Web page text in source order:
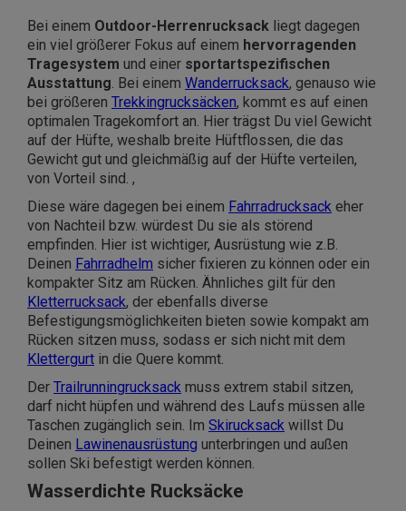
Bei einem Outdoor-Herrenrucksack liegt dagegen
ein viel größerer Fokus auf einem hervorragenden
Tragesystem und einer sportartspezifischen
Ausstattung . Bei einem Wanderrucksack, genauso wie
bei größeren Trekkingrucksäcken, kommt es auf einen
optimalen Tragekomfort an. Hier trägst Du viel Gewicht
auf der Hüfte, weshalb breite Hüftflossen, die das
Gewicht gut und gleichmäßig auf der Hüfte verteilen,
von Vorteil sind. ,
Diese wäre dagegen bei einem Fahrradrucksack eher
von Nachteil bzw. würdest Du sie als störend
empfinden. Hier ist wichtiger, Ausrüstung wie z.B.
Deinen Fahrradhelm sicher fixieren zu können oder ein
kompakter Sitz am Rücken. Ähnliches gilt für den
Kletterrucksack, der ebenfalls diverse
Befestigungsmöglichkeiten bieten sowie kompakt am
Rücken sitzen muss, sodass er sich nicht mit dem
Klettergurt in die Quere kommt.
Der Trailrunningrucksack muss extrem stabil sitzen,
darf nicht hüpfen und während des Laufs müssen alle
Taschen zugänglich sein. Im Skirucksack willst Du
Deinen Lawinenausrüstung unterbringen und außen
sollen Ski befestigt werden können.
Wasserdichte Rucksäcke